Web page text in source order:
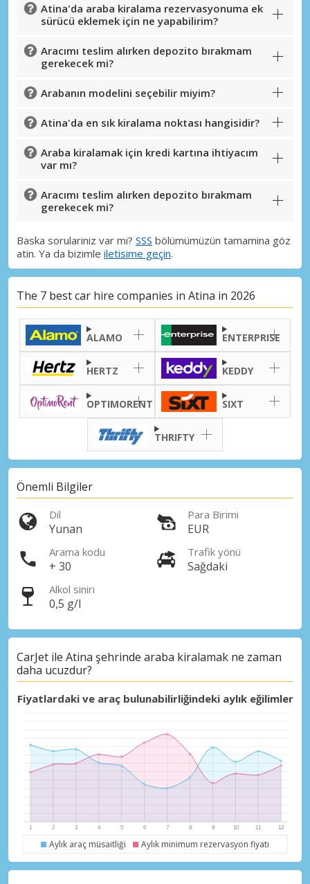
Özel iş ortağı tekliflerine erişim sağlayın
eLink ile giriş yap
Atina'da araba kiralama rezervasyonuma ek
sürücü eklemek için ne yapabilirim?
Aracımı teslim alırken depozito bırakmam
gerekecek mi?
Arabanın modelini seçebilir miyim?
Atina'da en sık kiralama noktası hangisidir?
Araba kiralamak için kredi kartına ihtiyacım
var mı?
Aracımı teslim alırken depozito bırakmam
gerekecek mi?
Baska sorulariniz var mi? SSS bölümümüzün tamamina göz
atin. Ya da bizimle iletisime geçin.
The 7 best car hire companies in Atina in 2026
ALAMO ENTERPRISE
HERTZ KEDDY
OPTIMORENT SIXT
THRIFTY
Önemli Bilgiler
Dil
Yunan
Para Birimi
EUR
Arama kodu
+ 30
Trafik yönü
Sağdaki
Alkol siniri
0,5 g/l
CarJet ile Atina şehrinde araba kiralamak ne zaman
daha ucuzdur?
Fiyatlardaki ve araç bulunabilirliğindeki aylık eğilimler
Aylık araç müsaitliği Aylık minimum rezervasyon fiyatı